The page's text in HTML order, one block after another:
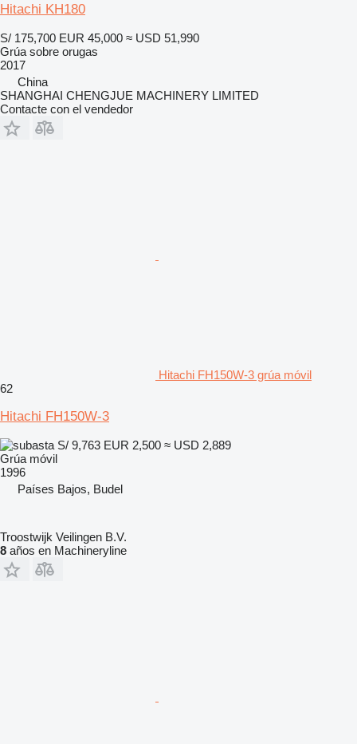
Hitachi KH180
S/ 175,700 EUR 45,000 ≈ USD 51,990
Grúa sobre orugas
2017
China
SHANGHAI CHENGJUE MACHINERY LIMITED
Contacte con el vendedor
Hitachi FH150W-3 grúa móvil
62
Hitachi FH150W-3
S/ 9,763 EUR 2,500 ≈ USD 2,889
Grúa móvil
1996
Países Bajos, Budel
Troostwijk Veilingen B.V.
8 años en Machineryline